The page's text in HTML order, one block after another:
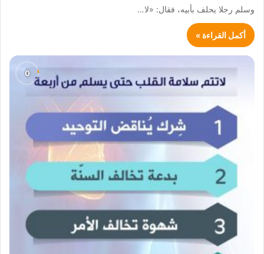
وسلم رجلا يحلف بأبيه، فقال: «لا…
أكمل القراءة »